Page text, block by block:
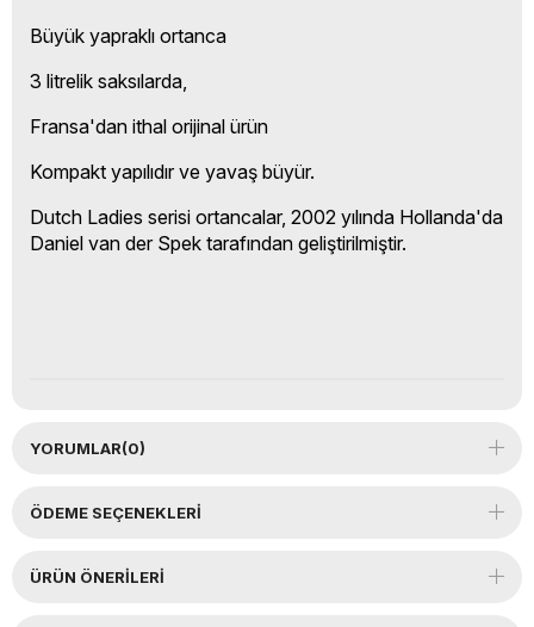
Büyük yapraklı ortanca
3 litrelik saksılarda,
Fransa'dan ithal orijinal ürün
Kompakt yapılıdır ve yavaş büyür.
Dutch Ladies serisi ortancalar, 2002 yılında Hollanda'da
Daniel van der Spek tarafından geliştirilmiştir.
YORUMLAR(0)
ÖDEME SEÇENEKLERI
ÜRÜN ÖNERILERI